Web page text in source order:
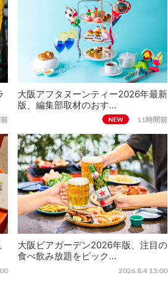
大阪アフタヌーンティー2026年最新
版、編集部取材のおす…
NEW 11時間前
大阪ビアガーデン2026年版、注目の
食べ飲み放題をピック…
2026.8.4 13:00